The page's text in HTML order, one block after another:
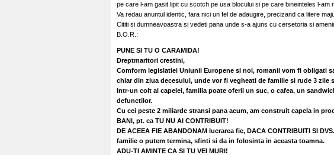
pe care l-am gasit lipit cu scotch pe usa blocului si pe care bineinteles l-am
Va redau anuntul identic, fara nici un fel de adaugire, precizand ca litere
Cititi si dumneavoastra si vedeti pana unde s-a ajuns cu cersetoria si
B.O.R.:
PUNE SI TU O CARAMIDA!
Dreptmaritori crestini,
Comform legislatiei Uniunii Europene si noi, romanii vom fi obligati
chiar din ziua decesului, unde vor fi vegheati de familie si rude 3 zile
Intr-un colt al capelei, familia poate oferii un suc, o cafea, un
defunctilor.
Cu cei peste 2 miliarde stransi pana acum, am construit capela in
BANI, pt. ca TU NU AI CONTRIBUIT!
DE ACEEA FIE ABANDONAM lucrarea fie, DACA CONTRIBUITI SI
familie o putem termina, sfinti si da in folosinta in aceasta toamna.
ADU-TI AMINTE CA SI TU VEI MURI!